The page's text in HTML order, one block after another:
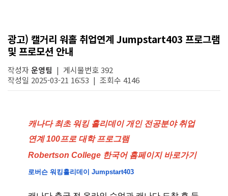
광고) 캘거리 워홀 취업연계 Jumpstart403 프로그램
및 프로모션 안내
작성자운영팀 | 게시물번호 392
작성일 2025-03-21 16:53 | 조회수 4146
캐나다 최초 워킹 홀리데이 개인 전공분야 취업
연계 100프로 대학 프로그램
Robertson College 한국어 홈페이지 바로가기
로버슨 워킹홀리데이 Jumpstart403